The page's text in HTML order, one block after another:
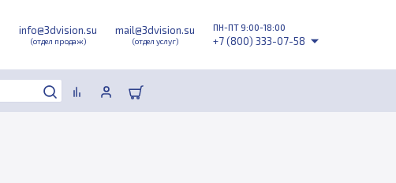
info@3dvision.su
(отдел продаж)
mail@3dvision.su
(отдел услуг)
ПН-ПТ 9:00-18:00
+7 (800) 333-07-58